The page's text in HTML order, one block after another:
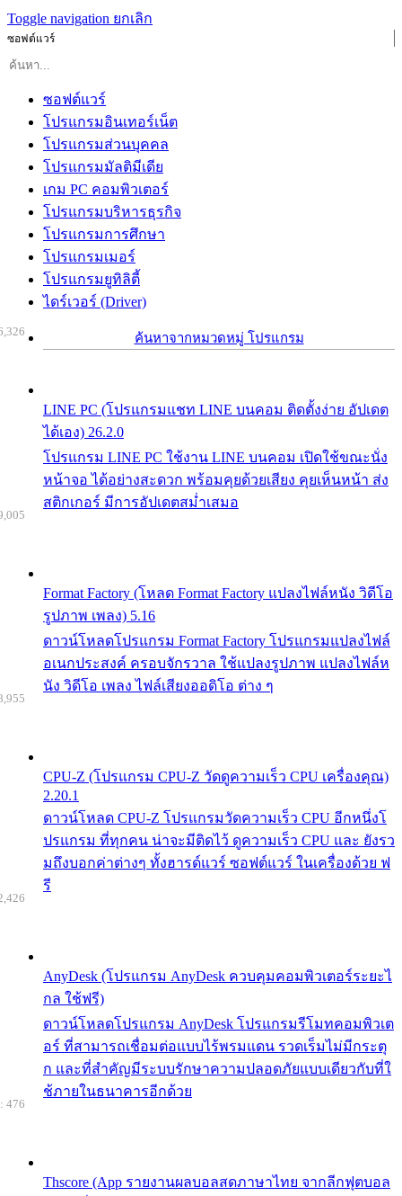
Toggle navigation ยกเลิก
ซอฟต์แวร์
ซอฟต์แวร์
โปรแกรมอินเทอร์เน็ต
โปรแกรมส่วนบุคคล
โปรแกรมมัลติมีเดีย
เกม PC คอมพิวเตอร์
โปรแกรมบริหารธุรกิจ
โปรแกรมการศึกษา
โปรแกรมเมอร์
โปรแกรมยูทิลิตี้
ไดร์เวอร์ (Driver)
ค้นหาจากหมวดหมู่ โปรแกรม
LINE PC (โปรแกรมแชท LINE บนคอม ติดตั้งง่าย อัปเดต
ได้เอง) 26.2.0
โปรแกรม LINE PC ใช้งาน LINE บนคอม เปิดใช้ขณะนั่ง
หน้าจอ ได้อย่างสะดวก พร้อมคุยด้วยเสียง คุยเห็นหน้า ส่ง
สติกเกอร์ มีการอัปเดตสม่ำเสมอ
Format Factory (โหลด Format Factory แปลงไฟล์หนัง วิดีโอ
รูปภาพ เพลง) 5.16
ดาวน์โหลดโปรแกรม Format Factory โปรแกรมแปลงไฟล์
อเนกประสงค์ ครอบจักรวาล ใช้แปลงรูปภาพ แปลงไฟล์ห
นัง วิดีโอ เพลง ไฟล์เสียงออดิโอ ต่าง ๆ
CPU-Z (โปรแกรม CPU-Z วัดดูความเร็ว CPU เครื่องคุณ)
2.20.1
ดาวน์โหลด CPU-Z โปรแกรมวัดความเร็ว CPU อีกหนึ่งโ
ปรแกรม ที่ทุกคน น่าจะมีติดไว้ ดูความเร็ว CPU และ ยังรว
มถึงบอกค่าต่างๆ ทั้งฮารด์แวร์ ซอฟต์แวร์ ในเครื่องด้วย ฟ
รี
AnyDesk (โปรแกรม AnyDesk ควบคุมคอมพิวเตอร์ระยะไ
กล ใช้ฟรี)
ดาวน์โหลดโปรแกรม AnyDesk โปรแกรมรีโมทคอมพิวเต
อร์ ที่สามารถเชื่อมต่อแบบไร้พรมแดน รวดเร็มไม่มีกระตุ
ก และที่สำคัญมีระบบรักษาความปลอดภัยแบบเดียวกับที่ใ
ช้ภายในธนาคารอีกด้วย
Thscore (App รายงานผลบอลสดภาษาไทย จากลีกฟุตบอล
476